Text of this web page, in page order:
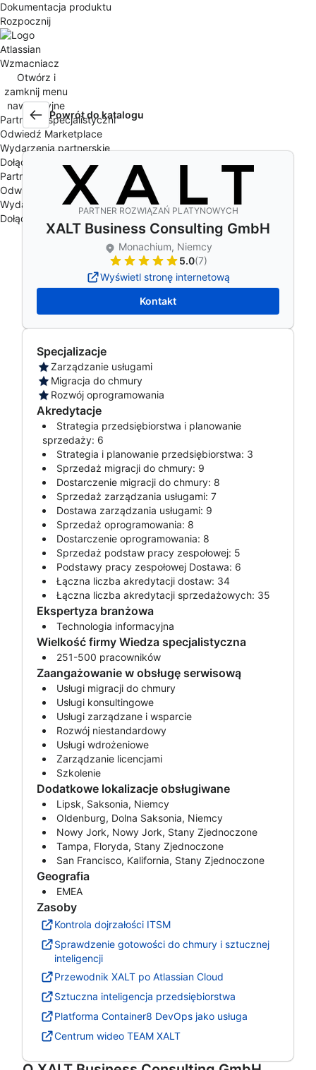
Dokumentacja produktu
Rozpocznij
Wzmacniacz
Otwórz i
zamknij menu
nawigacyjne
Partnerzy specjalistyczni
Odwiedź Marketplace
Wydarzenia partnerskie
Dołącz do programu
Partnerzy specjalistyczni
Odwiedź Marketplace
Wydarzenia partnerskie
Dołącz do programu
Powrót do katalogu
PARTNER ROZWIĄZAŃ PLATYNOWYCH
XALT Business Consulting GmbH
Monachium, Niemcy
5.0(7)
Wyświetl stronę internetową
Kontakt
Dodatkowe lokalizacje obsługiwane
Lipsk, Saksonia, Niemcy
Oldenburg, Dolna Saksonia, Niemcy
Nowy Jork, Nowy Jork, Stany Zjednoczone
Tampa, Floryda, Stany Zjednoczone
San Francisco, Kalifornia, Stany Zjednoczone
Akredytacje
Strategia przedsiębiorstwa i planowanie
sprzedaży: 6
Strategia i planowanie przedsiębiorstwa: 3
Sprzedaż migracji do chmury: 9
Dostarczenie migracji do chmury: 8
Sprzedaż zarządzania usługami: 7
Dostawa zarządzania usługami: 9
Sprzedaż oprogramowania: 8
Dostarczenie oprogramowania: 8
Sprzedaż podstaw pracy zespołowej: 5
Podstawy pracy zespołowej Dostawa: 6
Łączna liczba akredytacji dostaw: 34
Łączna liczba akredytacji sprzedażowych: 35
Zasoby
Kontrola dojrzałości ITSM
Sprawdzenie gotowości do chmury i sztucznej
inteligencji
Przewodnik XALT po Atlassian Cloud
Sztuczna inteligencja przedsiębiorstwa
Platforma Container8 DevOps jako usługa
Centrum wideo TEAM XALT
Geografia
EMEA
Ekspertyza branżowa
Technologia informacyjna
Wielkość firmy Wiedza specjalistyczna
251-500 pracowników
Zaangażowanie w obsługę serwisową
Usługi migracji do chmury
Usługi konsultingowe
Usługi zarządzane i wsparcie
Rozwój niestandardowy
Usługi wdrożeniowe
Zarządzanie licencjami
Szkolenie
Specjalizacje
Zarządzanie usługami
Migracja do chmury
Rozwój oprogramowania